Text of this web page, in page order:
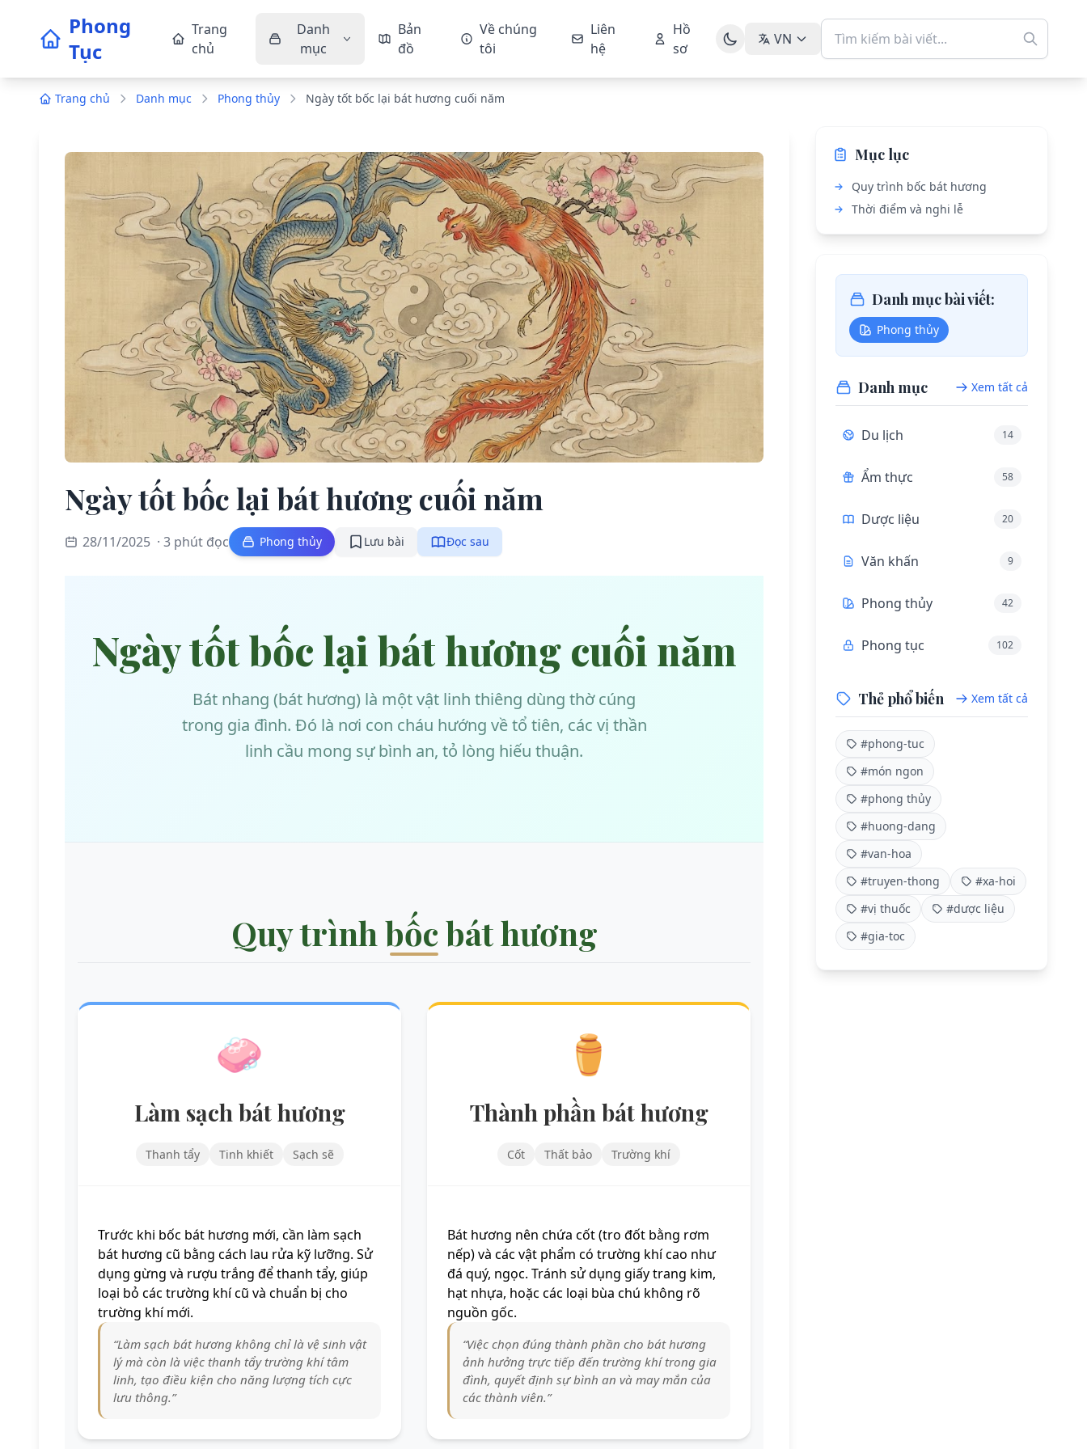
Phong
Tục
Trang
chủ
Danh
mục
Bản
đồ
Về chúng
tôi
Liên
hệ
Hồ
sơ
VN
Trang chủ Danh mục Phong thủy Ngày tốt bốc lại bát hương cuối năm
Ngày tốt bốc lại bát hương cuối năm
28/11/2025 · 3 phút đọc Phong thủy Lưu bài Đọc sau
Ngày tốt bốc lại bát hương cuối năm
Bát nhang (bát hương) là một vật linh thiêng dùng thờ cúng
trong gia đình. Đó là nơi con cháu hướng về tổ tiên, các vị thần
linh cầu mong sự bình an, tỏ lòng hiếu thuận.
Quy trình bốc bát hương
🧼
Làm sạch bát hương
Thanh tẩy Tinh khiết Sạch sẽ
Trước khi bốc bát hương mới, cần làm sạch
bát hương cũ bằng cách lau rửa kỹ lưỡng. Sử
dụng gừng và rượu trắng để thanh tẩy, giúp
loại bỏ các trường khí cũ và chuẩn bị cho
trường khí mới.
“Làm sạch bát hương không chỉ là vệ sinh vật
lý mà còn là việc thanh tẩy trường khí tâm
linh, tạo điều kiện cho năng lượng tích cực
lưu thông.”
⚱️
Thành phần bát hương
Cốt Thất bảo Trường khí
Bát hương nên chứa cốt (tro đốt bằng rơm
nếp) và các vật phẩm có trường khí cao như
đá quý, ngọc. Tránh sử dụng giấy trang kim,
hạt nhựa, hoặc các loại bùa chú không rõ
nguồn gốc.
“Việc chọn đúng thành phần cho bát hương
ảnh hưởng trực tiếp đến trường khí trong gia
đình, quyết định sự bình an và may mắn của
các thành viên.”
Mục lục
Quy trình bốc bát hương
Thời điểm và nghi lễ
Danh mục bài viết:
Phong thủy
Danh mục Xem tất cả
Du lịch 14
Ẩm thực 58
Dược liệu 20
Văn khấn 9
Phong thủy 42
Phong tục 102
Thẻ phổ biến Xem tất cả
#phong-tuc
#món ngon
#phong thủy
#huong-dang
#van-hoa
#truyen-thong
#xa-hoi
#vị thuốc
#dược liệu
#gia-toc